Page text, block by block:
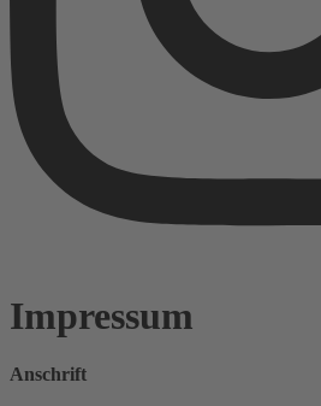
Impressum
Anschrift